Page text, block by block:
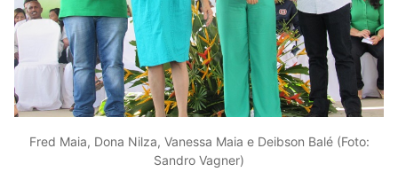
Fred Maia, Dona Nilza, Vanessa Maia e Deibson Balé (Foto:
Sandro Vagner)